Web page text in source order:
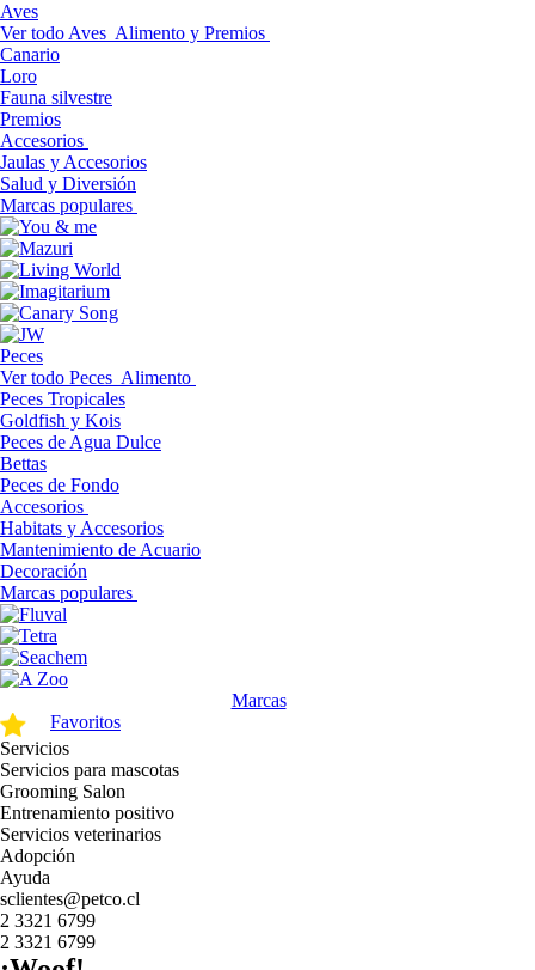
Aves
Ver todo Aves Alimento y Premios
Canario
Loro
Fauna silvestre
Premios
Accesorios
Jaulas y Accesorios
Salud y Diversión
Marcas populares
Peces
Ver todo Peces Alimento
Peces Tropicales
Goldfish y Kois
Peces de Agua Dulce
Bettas
Peces de Fondo
Accesorios
Habitats y Accesorios
Mantenimiento de Acuario
Decoración
Marcas populares
Marcas
Favoritos
Servicios
Servicios para mascotas
Grooming Salon
Entrenamiento positivo
Servicios veterinarios
Adopción
Ayuda
sclientes@petco.cl
2 3321 6799
2 3321 6799